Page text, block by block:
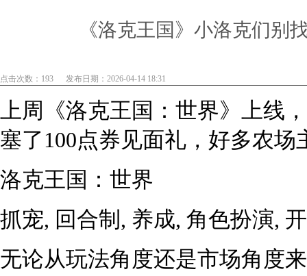
《洛克王国》小洛克们别
点击次数：193 发布日期：2026-04-14 18:31
上周《洛克王国：世界》上线
塞了100点券见面礼，好多农场
洛克王国：世界
抓宠, 回合制, 养成, 角色扮演,
无论从玩法角度还是市场角度